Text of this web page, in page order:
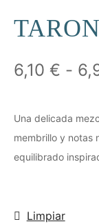
6,10 € -
Una delicada
membrillo y notas
equilibrado
Limpiar